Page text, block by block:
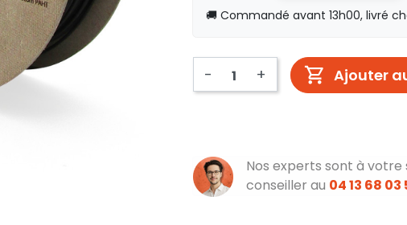
🚚 Commandé avant 13h00, livré
- + Ajouter
Nos experts sont à
conseiller au 04 13 68 03